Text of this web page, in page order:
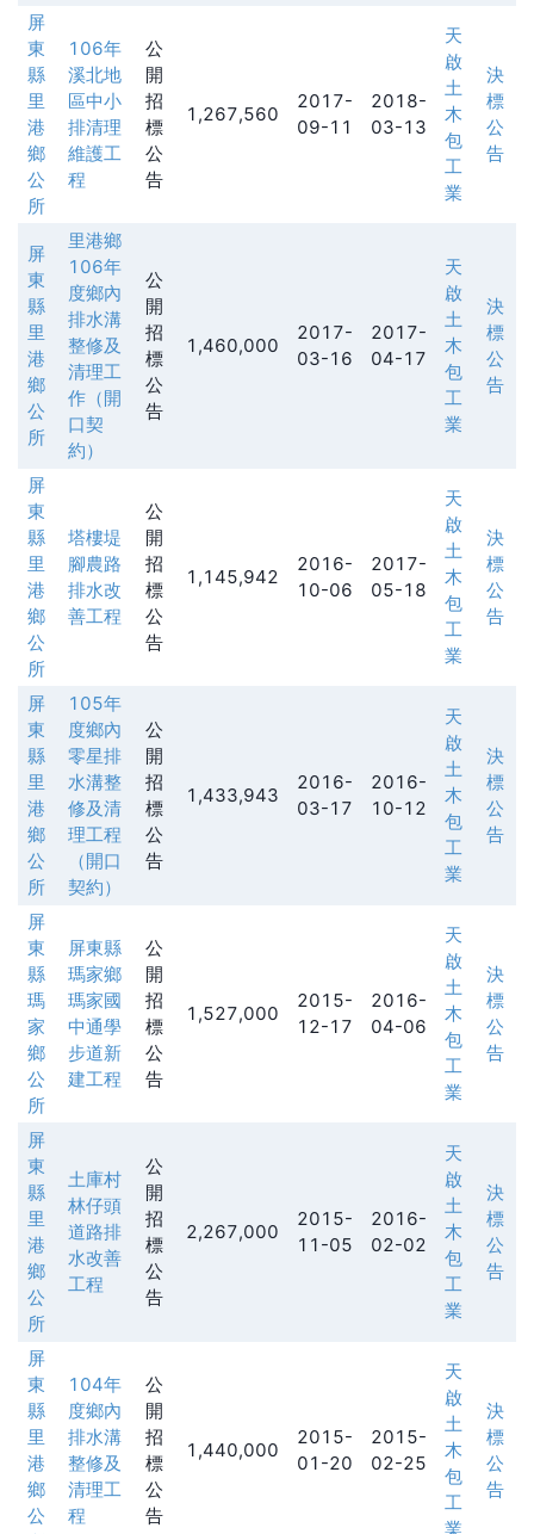
屏
東
縣
里
港
鄉
公
所
106年
溪北地
區中小
排清理
維護工
程
公
開
招
標
公
告
1,267,560
2017-
09-11
2018-
03-13
天
啟
土
木
包
工
業
決
標
公
告
屏
東
縣
里
港
鄉
公
所
里港鄉
106年
度鄉內
排水溝
整修及
清理工
作（開
口契
約）
公
開
招
標
公
告
1,460,000
2017-
03-16
2017-
04-17
天
啟
土
木
包
工
業
決
標
公
告
屏
東
縣
里
港
鄉
公
所
塔樓堤
腳農路
排水改
善工程
公
開
招
標
公
告
1,145,942
2016-
10-06
2017-
05-18
天
啟
土
木
包
工
業
決
標
公
告
屏
東
縣
里
港
鄉
公
所
105年
度鄉內
零星排
水溝整
修及清
理工程
（開口
契約）
公
開
招
標
公
告
1,433,943
2016-
03-17
2016-
10-12
天
啟
土
木
包
工
業
決
標
公
告
屏
東
縣
瑪
家
鄉
公
所
屏東縣
瑪家鄉
瑪家國
中通學
步道新
建工程
公
開
招
標
公
告
1,527,000
2015-
12-17
2016-
04-06
天
啟
土
木
包
工
業
決
標
公
告
屏
東
縣
里
港
鄉
公
所
土庫村
林仔頭
道路排
水改善
工程
公
開
招
標
公
告
2,267,000
2015-
11-05
2016-
02-02
天
啟
土
木
包
工
業
決
標
公
告
屏
東
縣
里
港
鄉
公
104年
度鄉內
排水溝
整修及
清理工
程
公
開
招
標
公
告
1,440,000
2015-
01-20
2015-
02-25
天
啟
土
木
包
工
業
決
標
公
告